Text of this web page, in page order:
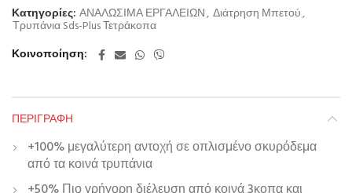
Κατηγορίες: ΑΝΑΛΩΣΙΜΑ ΕΡΓΑΛΕΙΩΝ, Διάτρηση Μπετού,
Τρυπάνια Sds-Plus Τετράκοπα
Κοινοποίηση
ΠΕΡΙΓΡΑΦΉ
+100% μεγαλύτερη αντοχή σε οπλισμένο σκυρόδεμα
από τα κοινά τρυπάνια